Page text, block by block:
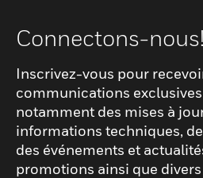
Connectons-nous!
Inscrivez-vous pour
communications
notamment des mises à
informations techniques,
des événements et
promotions ainsi que